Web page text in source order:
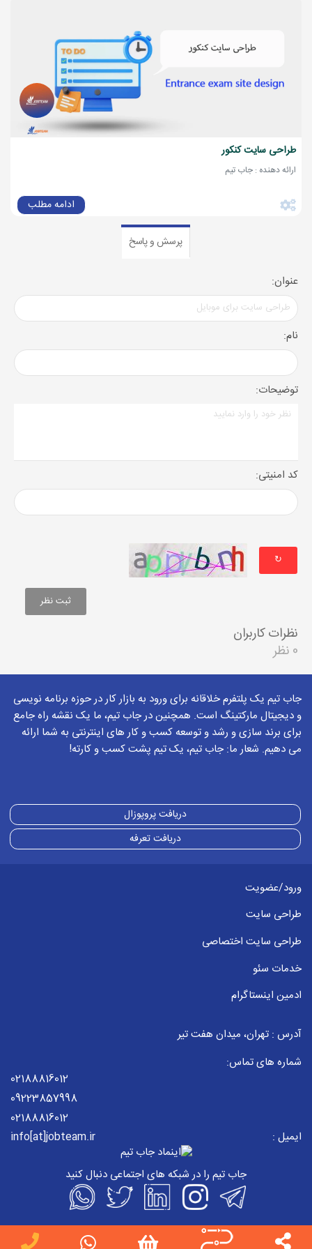
طراحی سایت کنکور
ارائه دهنده : جاب تیم
ادامه مطلب
پرسش و پاسخ
عنوان:
نام:
توضیحات:
کد امنیتی:
↻
نظرات کاربران
0 نظر
جاب تیم یک پلتفرم خلاقانه برای ورود به بازار کار در حوزه برنامه نویسی
و دیجیتال مارکتینگ است. همچنین در جاب تیم، ما یک نقشه راه جامع
برای برند سازی و رشد و توسعه کسب و کار های اینترنتی به شما ارائه
می دهیم. شعار ما: جاب تیم، یک تیم پشت کسب و کارته!
دریافت پروپوزال
دریافت تعرفه
ورود/عضویت
طراحی سایت
طراحی سایت اختصاصی
خدمات سئو
ادمین اینستاگرام
آدرس : تهران، میدان هفت تیر
شماره های تماس:
02188816012
09223857998
02188816012
ایمیل :
info[at]jobteam.ir
جاب تیم را در شبکه های اجتماعی دنبال کنید